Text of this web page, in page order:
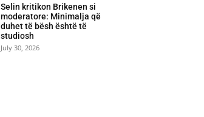
Selin kritikon Brikenen si
moderatore: Minimalja që
duhet të bësh është të
studiosh
July 30, 2026